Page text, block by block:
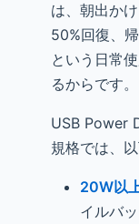
は、朝出か
50%回復、
という日常
るからです。
USB Power
規格では、
20W以
イルバ